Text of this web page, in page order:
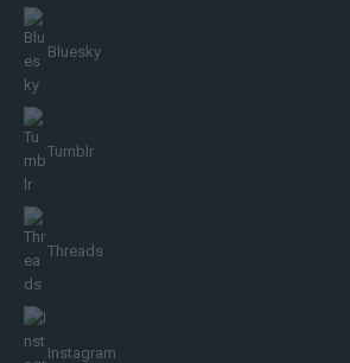
Bluesky
Tumblr
Threads
Instagram